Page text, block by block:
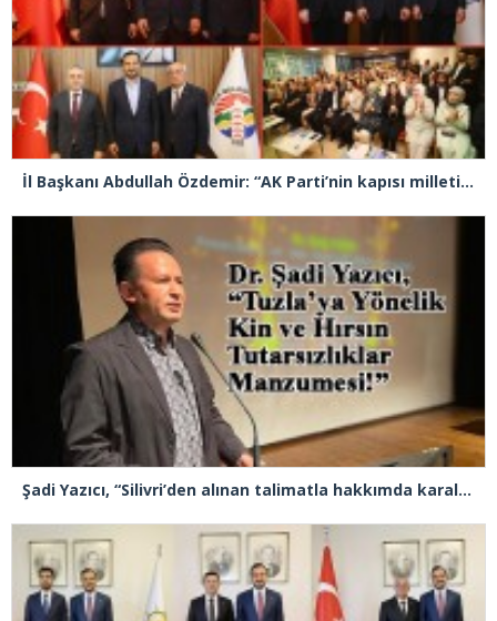
İl Başkanı Abdullah Özdemir: “AK Parti’nin kapısı milletine hizmet etmek isteyen herkese açıktır”
Şadi Yazıcı, “Silivri’den alınan talimatla hakkımda karalama kampanyası yürütülüyor”